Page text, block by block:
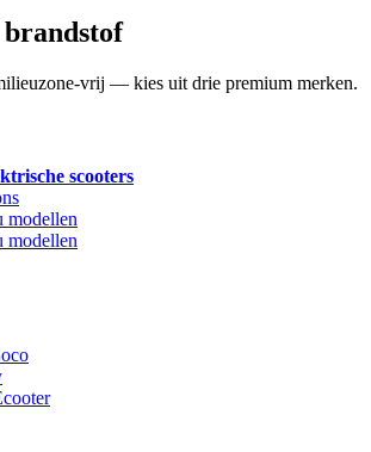
brandstof
vrij — kies uit drie premium merken.
scooters
modellen
modellen